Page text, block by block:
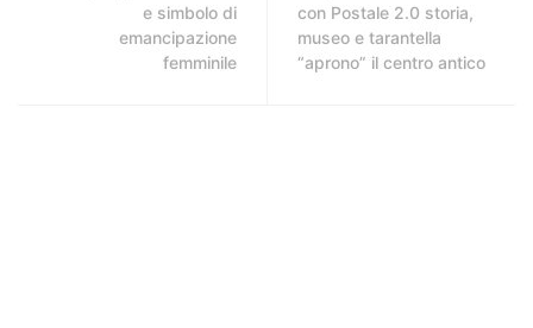
e simbolo di
emancipazione
femminile
con Postale 2.0 storia,
museo e tarantella
“aprono” il centro antico